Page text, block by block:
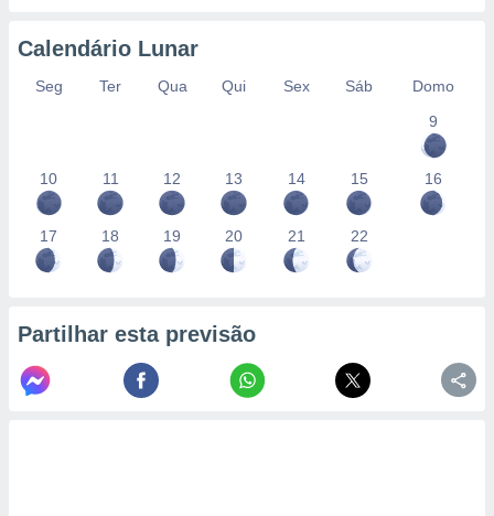
Calendário Lunar
Seg Ter Qua Qui Sex Sáb
Domo
9
10 11 12 13 14 15 16
17 18 19 20 21 22
Partilhar esta previsão